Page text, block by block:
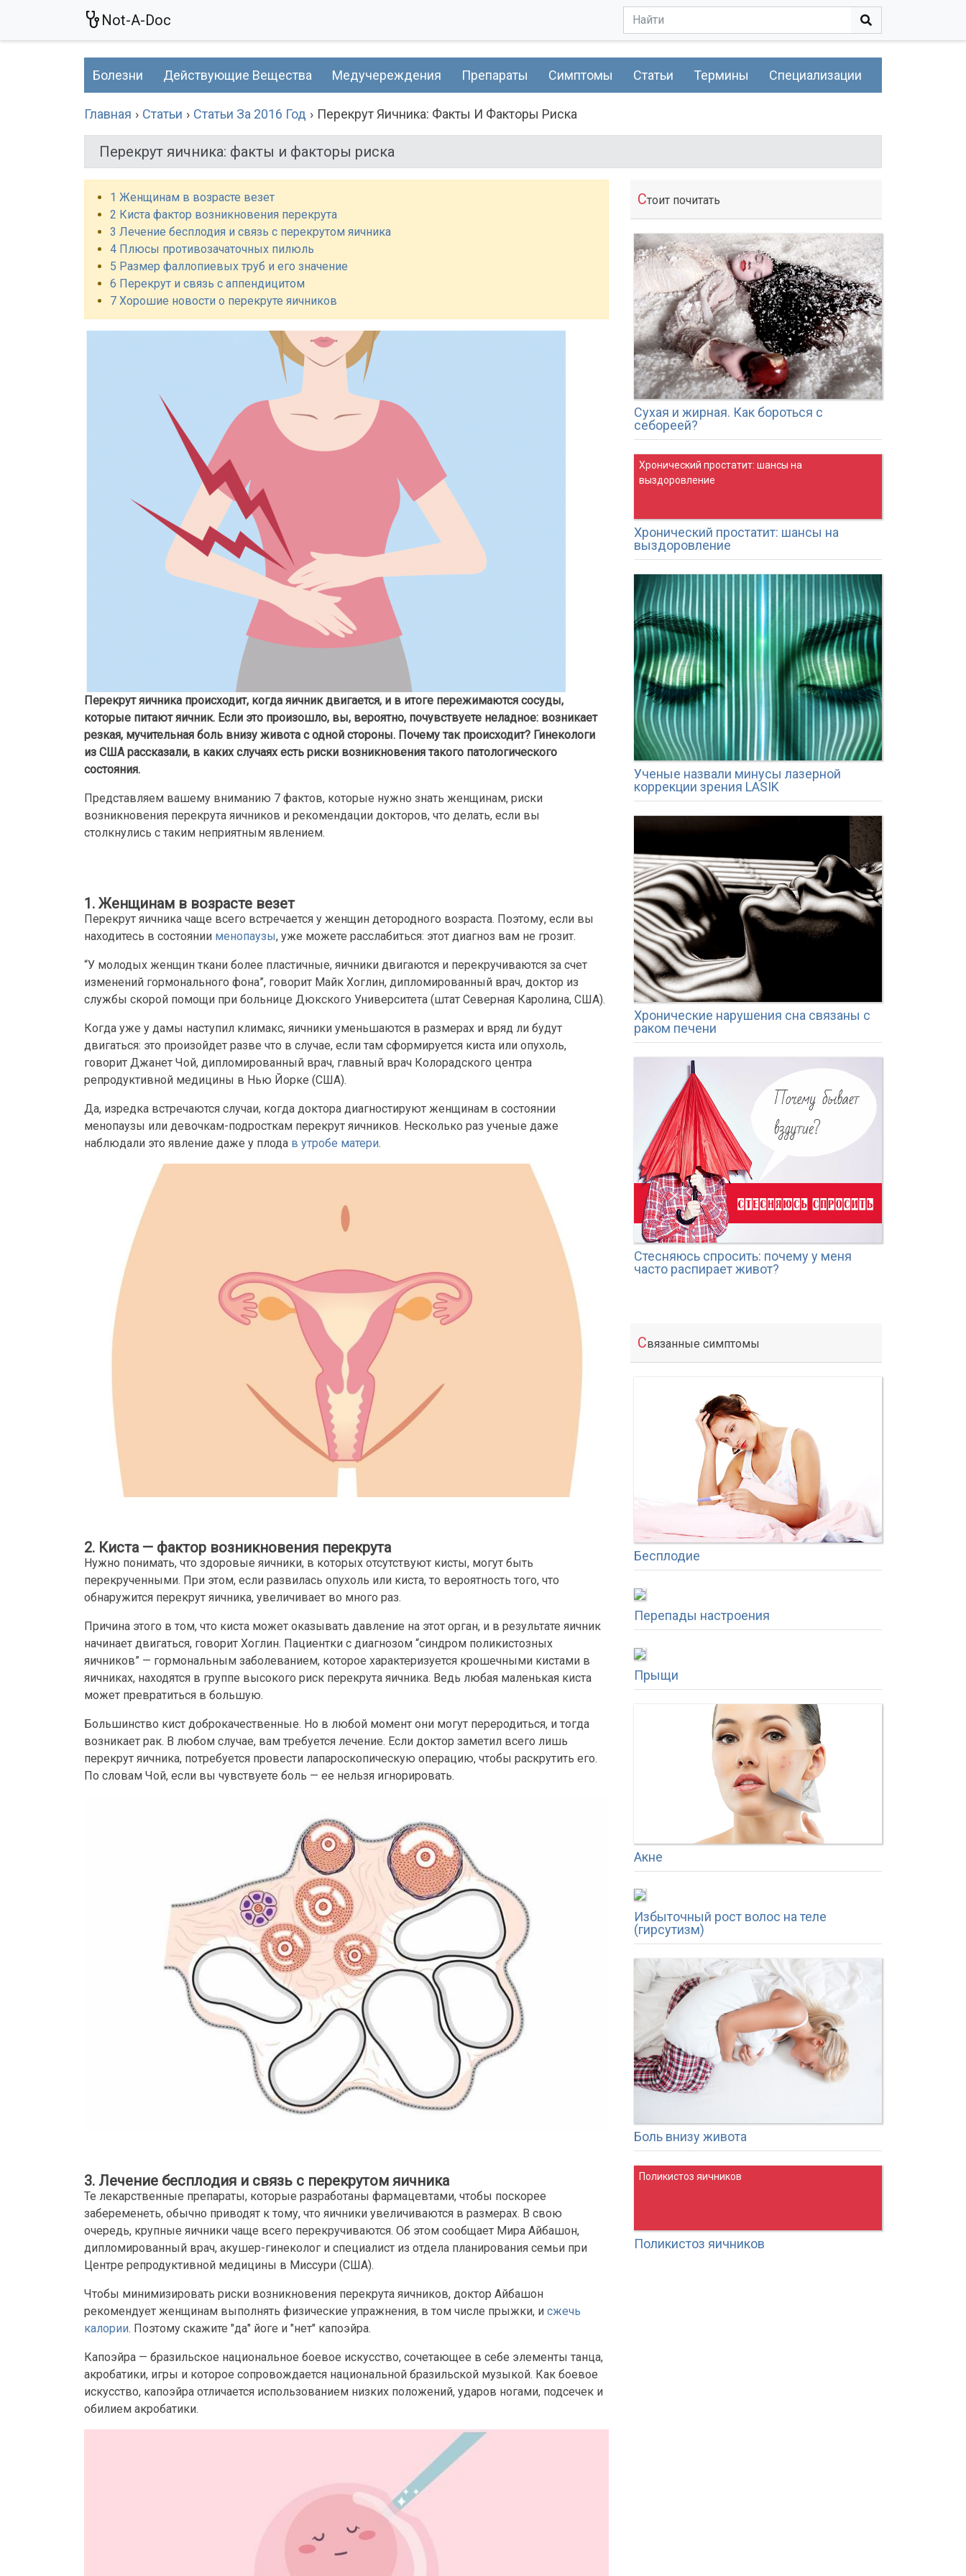
Not-A-Doc
Болезни Действующие Вещества Медучереждения Препараты Симптомы Статьи Термины Специализации
Главная Статьи Статьи За 2016 Год Перекрут Яичника: Факты И Факторы Риска
Перекрут яичника: факты и факторы риска
1 Женщинам в возрасте везет
2 Киста фактор возникновения перекрута
3 Лечение бесплодия и связь с перекрутом яичника
4 Плюсы противозачаточных пилюль
5 Размер фаллопиевых труб и его значение
6 Перекрут и связь с аппендицитом
7 Хорошие новости о перекруте яичников
Перекрут яичника происходит, когда яичник двигается, и в итоге пережимаются сосуды,
которые питают яичник. Если это произошло, вы, вероятно, почувствуете неладное: возникает
резкая, мучительная боль внизу живота с одной стороны. Почему так происходит? Гинекологи
из США рассказали, в каких случаях есть риски возникновения такого патологического
состояния.
Представляем вашему вниманию 7 фактов, которые нужно знать женщинам, риски
возникновения перекрута яичников и рекомендации докторов, что делать, если вы
столкнулись с таким неприятным явлением.
1. Женщинам в возрасте везет
Перекрут яичника чаще всего встречается у женщин детородного возраста. Поэтому, если вы
находитесь в состоянии менопаузы, уже можете расслабиться: этот диагноз вам не грозит.
“У молодых женщин ткани более пластичные, яичники двигаются и перекручиваются за счет
изменений гормонального фона”, говорит Майк Хоглин, дипломированный врач, доктор из
службы скорой помощи при больнице Дюкского Университета (штат Северная Каролина, США).
Когда уже у дамы наступил климакс, яичники уменьшаются в размерах и вряд ли будут
двигаться: это произойдет разве что в случае, если там сформируется киста или опухоль,
говорит Джанет Чой, дипломированный врач, главный врач Колорадского центра
репродуктивной медицины в Нью Йорке (США).
Да, изредка встречаются случаи, когда доктора диагностируют женщинам в состоянии
менопаузы или девочкам-подросткам перекрут яичников. Несколько раз ученые даже
наблюдали это явление даже у плода в утробе матери.
2. Киста — фактор возникновения перекрута
Нужно понимать, что здоровые яичники, в которых отсутствуют кисты, могут быть
перекрученными. При этом, если развилась опухоль или киста, то вероятность того, что
обнаружится перекрут яичника, увеличивает во много раз.
Причина этого в том, что киста может оказывать давление на этот орган, и в результате яичник
начинает двигаться, говорит Хоглин. Пациентки с диагнозом “синдром поликистозных
яичников” — гормональным заболеванием, которое характеризуется крошечными кистами в
яичниках, находятся в группе высокого риск перекрута яичника. Ведь любая маленькая киста
может превратиться в большую.
Большинство кист доброкачественные. Но в любой момент они могут переродиться, и тогда
возникает рак. В любом случае, вам требуется лечение. Если доктор заметил всего лишь
перекрут яичника, потребуется провести лапароскопическую операцию, чтобы раскрутить его.
По словам Чой, если вы чувствуете боль — ее нельзя игнорировать.
3. Лечение бесплодия и связь с перекрутом яичника
Те лекарственные препараты, которые разработаны фармацевтами, чтобы поскорее
забеременеть, обычно приводят к тому, что яичники увеличиваются в размерах. В свою
очередь, крупные яичники чаще всего перекручиваются. Об этом сообщает Мира Айбашон,
дипломированный врач, акушер-гинеколог и специалист из отдела планирования семьи при
Центре репродуктивной медицины в Миссури (США).
Чтобы минимизировать риски возникновения перекрута яичников, доктор Айбашон
рекомендует женщинам выполнять физические упражнения, в том числе прыжки, и сжечь
калории. Поэтому скажите "да" йоге и "нет" капоэйра.
Капоэйра — бразильское национальное боевое искусство, сочетающее в себе элементы танца,
акробатики, игры и которое сопровождается национальной бразильской музыкой. Как боевое
искусство, капоэйра отличается использованием низких положений, ударов ногами, подсечек и
обилием акробатики.
Стоит почитать
Сухая и жирная. Как бороться с
себореей?
Хронический простатит: шансы на
выздоровление
Хронический простатит: шансы на
выздоровление
Ученые назвали минусы лазерной
коррекции зрения LASIK
Хронические нарушения сна связаны с
раком печени
Стесняюсь спросить: почему у меня
часто распирает живот?
Связанные симптомы
Бесплодие
Перепады настроения
Прыщи
Акне
Избыточный рост волос на теле
(гирсутизм)
Боль внизу живота
Поликистоз яичников
Поликистоз яичников